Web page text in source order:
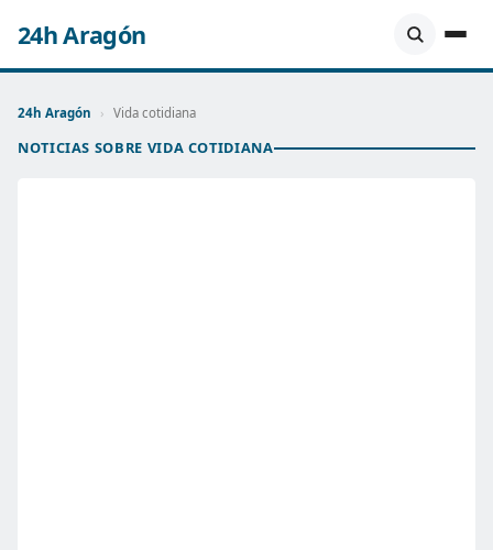
24h Aragón
24h Aragón › Vida cotidiana
NOTICIAS SOBRE VIDA COTIDIANA